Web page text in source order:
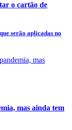
o cartão de
serão aplicadas no
mas ainda tem